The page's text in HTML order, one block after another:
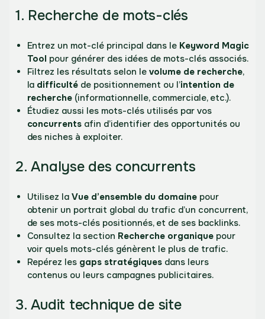
1. Recherche de mots-clés
Entrez un mot-clé principal dans le Keyword Magic
Tool pour générer des idées de mots-clés associés.
Filtrez les résultats selon le volume de recherche,
la difficulté de positionnement ou l’intention de
recherche (informationnelle, commerciale, etc.).
Étudiez aussi les mots-clés utilisés par vos
concurrents afin d’identifier des opportunités ou
des niches à exploiter.
2. Analyse des concurrents
Utilisez laVue d’ensemble du domainepour
obtenir un portrait global du trafic d’un concurrent,
de ses mots-clés positionnés, et de ses backlinks.
Consultez la section Recherche organiquepour
voir quels mots-clés génèrent le plus de trafic.
Repérez les gaps stratégiquesdans leurs
contenus ou leurs campagnes publicitaires.
3. Audit technique de site